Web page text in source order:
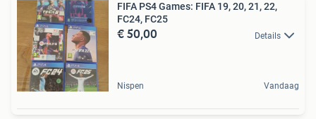
FIFA PS4 Games: FIFA 19, 20, 21, 22,
FC24, FC25
€ 50,00 Details
Nispen Vandaag